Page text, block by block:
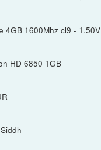
4GB 1600Mhz cl9 - 1.50V
HD 6850 1GB